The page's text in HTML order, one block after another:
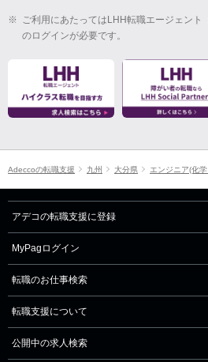
※ ご利用にあたってはLHH転職エージェン
のログインが必要です。
Adeccoの転職支援 九州 大分県 エンジニア(化
アデコの転職支援に登録
MyPagログイン
転職のお仕事検索
転職支援について
公開中の求人検索